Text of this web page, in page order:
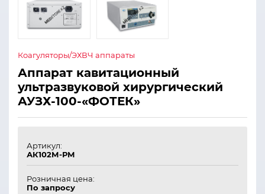
Коагуляторы/ЭХВЧ аппараты
Аппарат кавитационный
ультразвуковой хирургический
АУЗХ-100-«ФОТЕК»
Артикул:
АК102М-РМ
Розничная цена:
По запросу